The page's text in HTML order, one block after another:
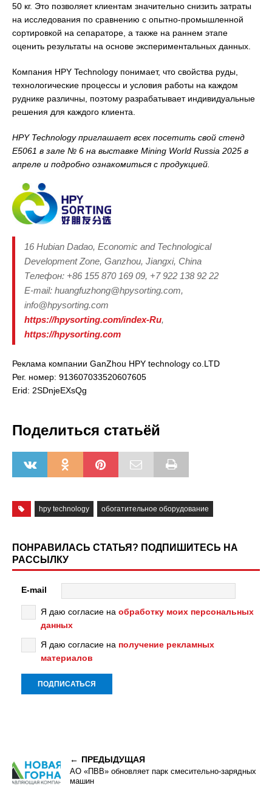
50 кг. Это позволяет клиентам значительно снизить затраты
на исследования по сравнению с опытно-промышленной
сортировкой на сепараторе, а также на раннем этапе
оценить результаты на основе экспериментальных данных.
Компания HPY Technology понимает, что свойства руды,
технологические процессы и условия работы на каждом
руднике различны, поэтому разрабатывает индивидуальные
решения для каждого клиента.
HPY Technology приглашает всех посетить свой стенд
E5061 в зале № 6 на выставке Mining World Russia 2025 в
апреле и подробно ознакомиться с продукцией.
16 Hubian Dadao, Economic and Technological
Development Zone, Ganzhou, Jiangxi, China
Телефон: +86 155 870 169 09, +7 922 138 92 22
E-mail: huangfuzhong@hpysorting.com,
info@hpysorting.com
https://hpysorting.com/index-Ru,
https://hpysorting.com
Реклама компании GanZhou HPY technology co.LTD
Рег. номер: 913607033520607605
Erid: 2SDnjeEXsQg
Поделиться статьёй
hpy technology обогатительное оборудование
ПОНРАВИЛАСЬ СТАТЬЯ? ПОДПИШИТЕСЬ НА
РАССЫЛКУ
E-mail
Я даю согласие на обработку моих персональных
данных
Я даю согласие на получение рекламных
материалов
ПРЕДЫДУЩАЯ
АО «ПВВ» обновляет парк смесительно-зарядных
машин